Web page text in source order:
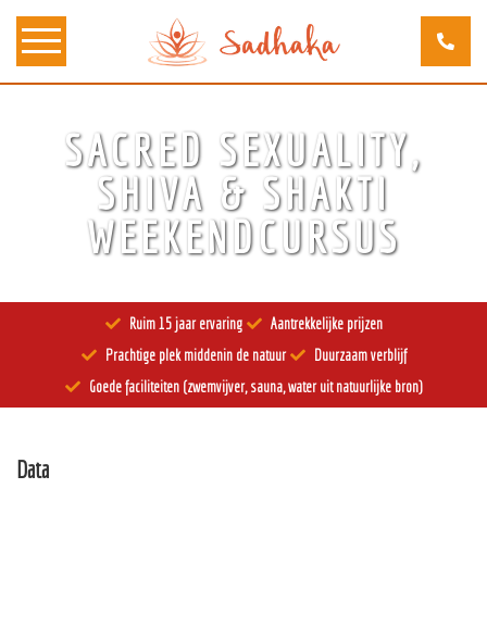
Over ons
Bewustzijn
Docenten
Verblijven
SACRED SEXUALITY,
SHIVA & SHAKTI
WEEKENDCURSUS
Ruim 15 jaar ervaring
Aantrekkelijke prijzen
Prachtige plek middenin de natuur
Duurzaam verblijf
Goede faciliteiten (zwemvijver, sauna, water uit natuurlijke bron)
Data